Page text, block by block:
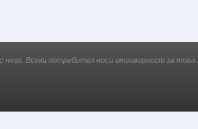
Всеки потребител носи отговорност за това